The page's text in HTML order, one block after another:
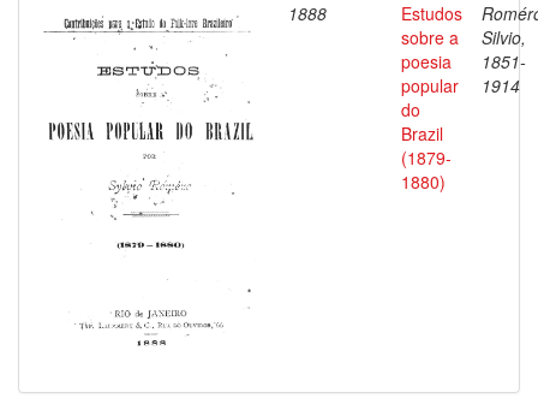
1888
Estudos
sobre a
poesia
popular
do
Brazil
(1879-
1880)
Silvio,
1851-
1914